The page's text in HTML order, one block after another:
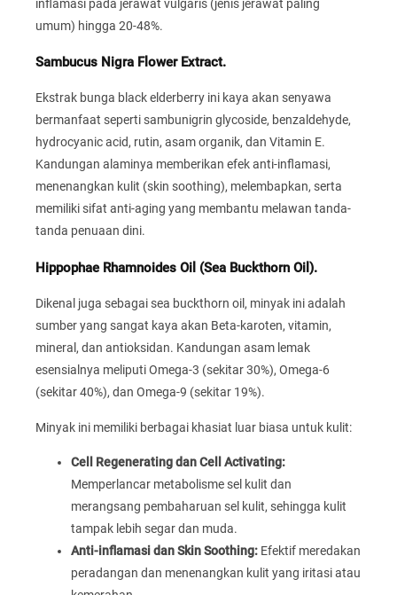
inflamasi pada jerawat vulgaris (jenis jerawat paling
umum) hingga 20-48%.
Sambucus Nigra Flower Extract.
Ekstrak bunga black elderberry ini kaya akan senyawa
bermanfaat seperti sambunigrin glycoside, benzaldehyde,
hydrocyanic acid, rutin, asam organik, dan Vitamin E.
Kandungan alaminya memberikan efek anti-inflamasi,
menenangkan kulit (skin soothing), melembapkan, serta
memiliki sifat anti-aging yang membantu melawan tanda-
tanda penuaan dini.
Hippophae Rhamnoides Oil (Sea Buckthorn Oil).
Dikenal juga sebagai sea buckthorn oil, minyak ini adalah
sumber yang sangat kaya akan Beta-karoten, vitamin,
mineral, dan antioksidan. Kandungan asam lemak
esensialnya meliputi Omega-3 (sekitar 30%), Omega-6
(sekitar 40%), dan Omega-9 (sekitar 19%).
Minyak ini memiliki berbagai khasiat luar biasa untuk kulit:
Cell Regenerating dan Cell Activating:
Memperlancar metabolisme sel kulit dan
merangsang pembaharuan sel kulit, sehingga kulit
tampak lebih segar dan muda.
Anti-inflamasi dan Skin Soothing: Efektif meredakan
peradangan dan menenangkan kulit yang iritasi atau